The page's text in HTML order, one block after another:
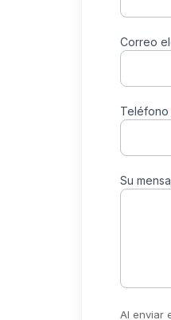
Correo
Teléfono
Su
Al enviar